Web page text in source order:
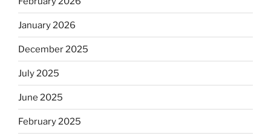
January 2026
December 2025
July 2025
June 2025
February 2025